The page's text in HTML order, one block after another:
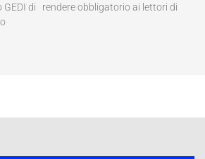
GEDI di rendere obbligatorio ai lettori di